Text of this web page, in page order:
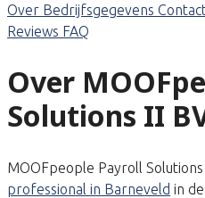
Over Bedrijfsgegevens
Reviews FAQ
Over
Solutions II
MOOFpeople Payroll Solutions
professional in Barneveld in